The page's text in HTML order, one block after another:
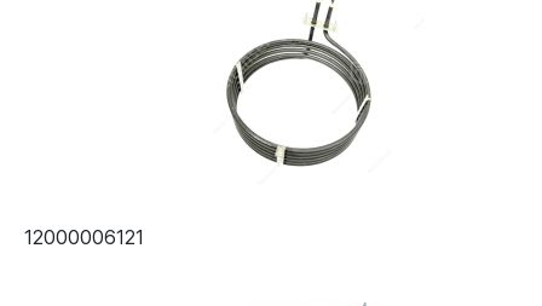
12000006121